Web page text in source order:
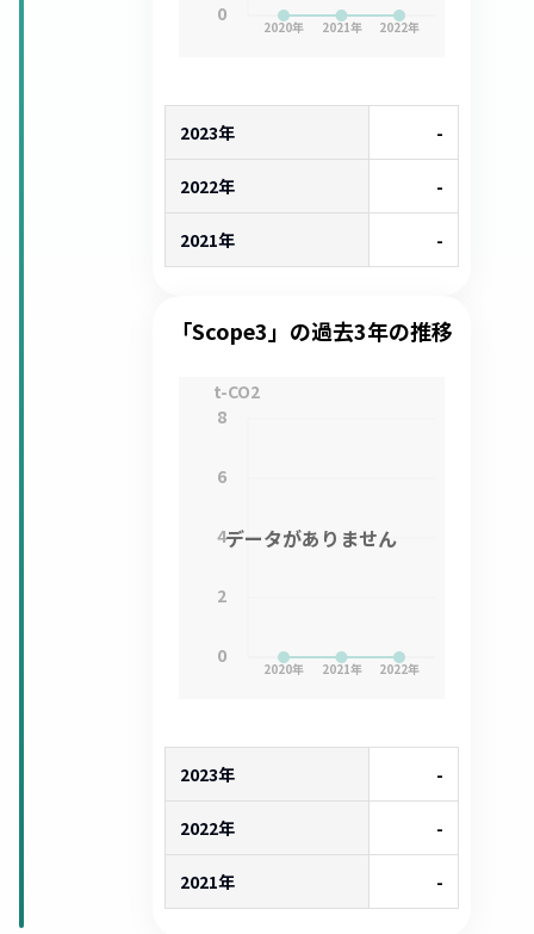
2020年 2021年 2022年
0
2023年 -
2022年 -
2021年 -
「Scope3」の過去3年の推移
2020年 2021年 2022年
0
2
4
6
8
t-CO2
データがありません
2023年 -
2022年 -
2021年 -